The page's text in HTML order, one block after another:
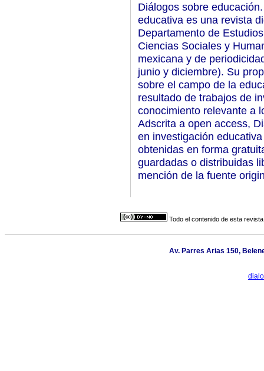
Diálogos sobre
educativa es una revista
Departamento de
Ciencias Sociales y
mexicana y de
junio y diciembre). Su
sobre el campo de la
resultado de trabajos de
conocimiento relevante a
Adscrita a open access,
en investigación
obtenidas en forma
guardadas o distribuidas
mención de la fuente
Todo el contenido de esta
Av. Parres Arias 150,